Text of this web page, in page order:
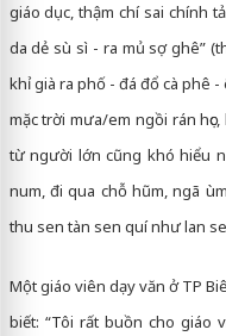
giáo dục, thậm chí sai chính
da dẻ sù sì - ra mủ sợ ghê”
khỉ già ra phố - đá đổ cà phê -
mặc trời mưa/em ngồi rán
từ người lớn cũng khó hiểu
num, đi qua chỗ hũm, ngã
thu sen tàn sen quí như lan
Một giáo viên dạy văn ở TP
biết: “Tôi rất buồn cho